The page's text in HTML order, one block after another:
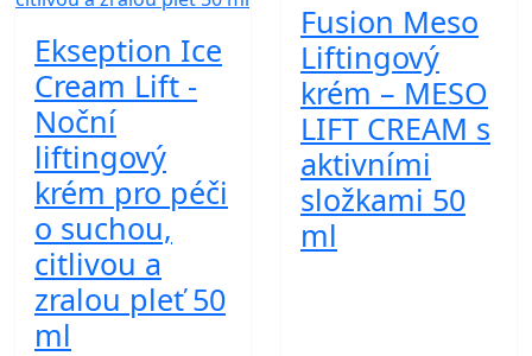
Ekseption Ice
Cream Lift -
Noční
liftingový
krém pro péči
o suchou,
citlivou a
zralou pleť 50
ml
Fusion Meso
Liftingový
krém – MESO
LIFT CREAM s
aktivními
složkami 50
ml